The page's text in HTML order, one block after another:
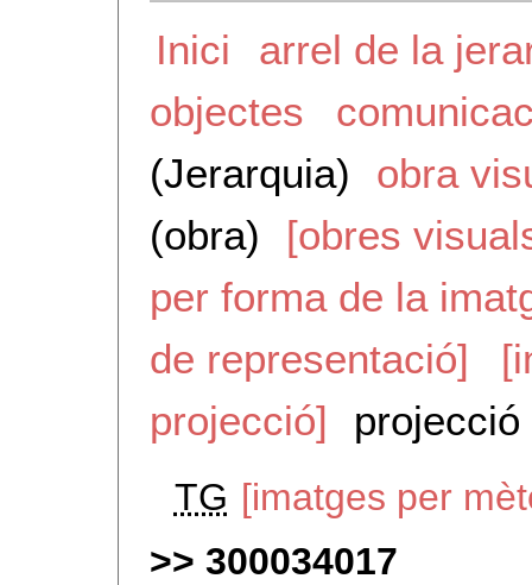
Inici
arrel de la
objectes
(Jerarquia)
obra
(obra)
[obres
per forma de la
de representació]
projecció]
TG [imatges per
300034017